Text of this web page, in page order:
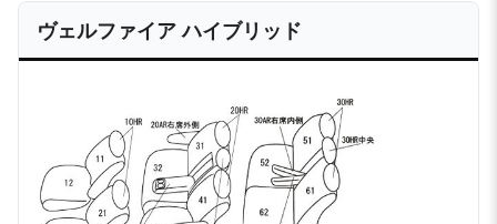
ヴェルファイア ハイブリッド